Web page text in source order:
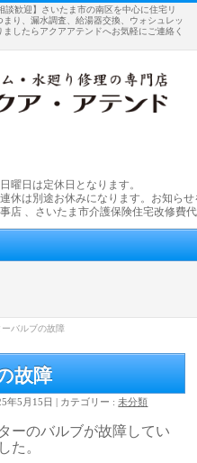
談歓迎】さいたま市の南区を中心に住宅リ
り、漏水調査、給湯器交換、ウォシュレッ
したらアクアアテンドへお気軽にご連絡く
曜日は定休日となります。
休は別途お休みになります。お知ら
店 、さいたま市介護保険住宅改修費
バルブの故障
故障
年5月15日 カテゴリー :未分類
ーのバルブが故障してい
た。